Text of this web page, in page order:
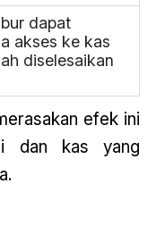
dapat
akses ke kas
diselesaikan
efek ini
dan kas yang